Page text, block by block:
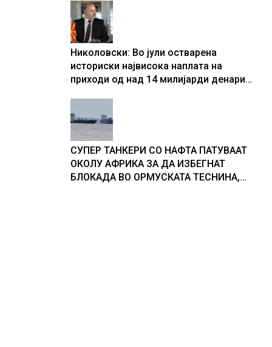
Николовски: Во јули остварена
историски највисока наплата на
приходи од над 14 милијарди денари
СУПЕР ТАНКЕРИ СО НАФТА ПАТУВААТ
ОКОЛУ АФРИКА ЗА ДА ИЗБЕГНАТ
БЛОКАДА ВО ОРМУСКАТА ТЕСНИНА,